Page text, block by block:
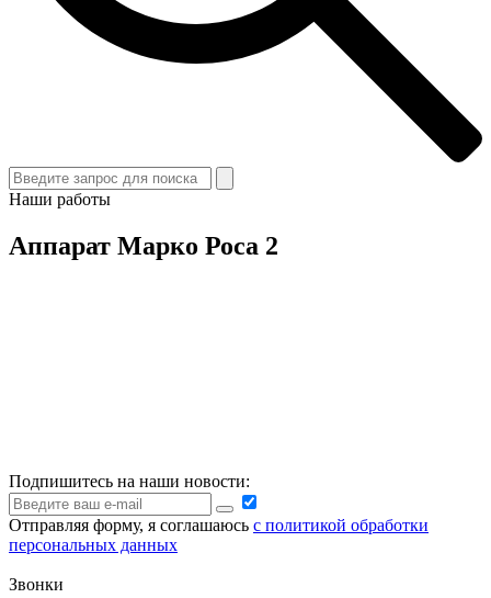
Наши работы
Аппарат Марко Роса 2
Подпишитесь на наши новости:
Отправляя форму, я соглашаюсь с политикой обработки
персональных данных
Звонки